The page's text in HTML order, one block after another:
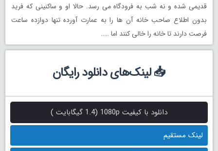
قدیمی شده و نه شب به فرودگاه می رسد. حالا او و ساکنینی که فرید
بدون اطلاع صاحب خانه آن ها را به عمارت آورده تنها دوازده ساعت
فرصت دارند تا خانه را خالی کنند اما …..
📥 لینک‌های دانلود رایگان
دانلود با کیفیت 1080p (1.4 گیگابایت )
لینک مستقیم